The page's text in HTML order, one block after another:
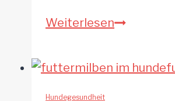
WeiterlesenKokzidien
Hund
Hundegesundheit